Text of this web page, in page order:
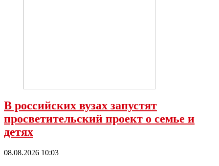
В российских вузах запустят
просветительский проект о семье и
детях
08.08.2026 10:03